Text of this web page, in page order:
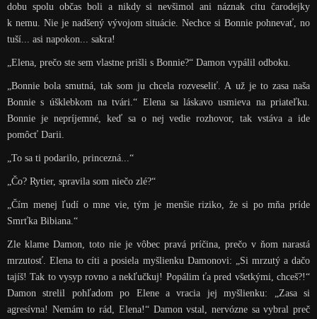
dobu spolu občas boli a nikdy si nevšimol ani náznak citu čarodejky
k nemu. Nie je nadšený vývojom situácie. Nechce si Bonnie pohnevať, no
tuší... asi napokon... sakra!
„Elena, prečo ste sem vlastne prišli s Bonnie?“ Damon vypálil odboku.
„Bonnie bola smutná, tak som ju chcela rozveseliť. A už je to zasa naša
Bonnie s úšklebkom na tvári.“ Elena sa láskavo usmieva na priateľku.
Bonnie je nepríjemné, keď sa o nej vedie rozhovor, tak vstáva a ide
pomôcť Darii.
„To sa ti podarilo, princezná...“
„Čo? Rytier, spravila som niečo zlé?“
„Čím menej ľudí o mne vie, tým je menšie riziko, že si po mňa príde
Smrťka Bibiana.“
Zle klame Damon, toto nie je vôbec pravá príčina, prečo v ňom narastá
mrzutosť. Elena to cíti a posiela myšlienku Damonovi: „Si mrzutý a dačo
tajíš! Tak to vysyp rovno a nekľučkuj! Popálim ťa pred všetkými, chceš?!“
Damon strelil pohľadom po Elene a vracia jej myšlienku: „Zasa si
agresívna! Nemám to rád, Elena!“ Damon vstal, nervózne sa vybral preč